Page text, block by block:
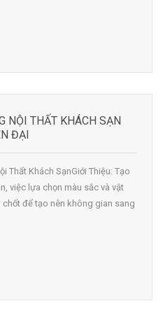
NỘI THẤT KHÁCH SẠN
ĐẠI
Thất Khách SạnGiới Thiệu: Tạo
việc lựa chọn màu sắc và vật
chốt để tạo nên không gian sang